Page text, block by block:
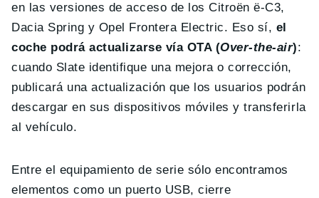
en las versiones de acceso de los Citroën ë-C3,
Dacia Spring y Opel Frontera Electric. Eso sí, el
coche podrá actualizarse vía OTA (Over-the-air):
cuando Slate identifique una mejora o corrección,
publicará una actualización que los usuarios podrán
descargar en sus dispositivos móviles y transferirla
al vehículo.
Entre el equipamiento de serie sólo encontramos
elementos como un puerto USB, cierre